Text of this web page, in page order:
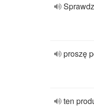
proszę
ten